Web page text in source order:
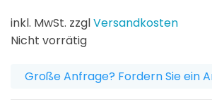
inkl. MwSt. zzglVersandkosten
Nicht vorrätig
Große Anfrage? Fordern Sie ein